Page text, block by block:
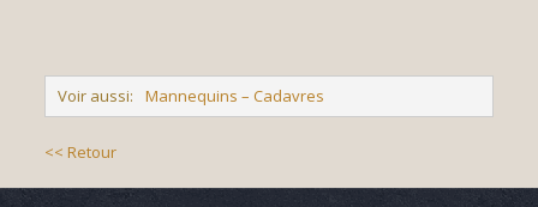
Voir aussi: Mannequins – Cadavres
<< Retour